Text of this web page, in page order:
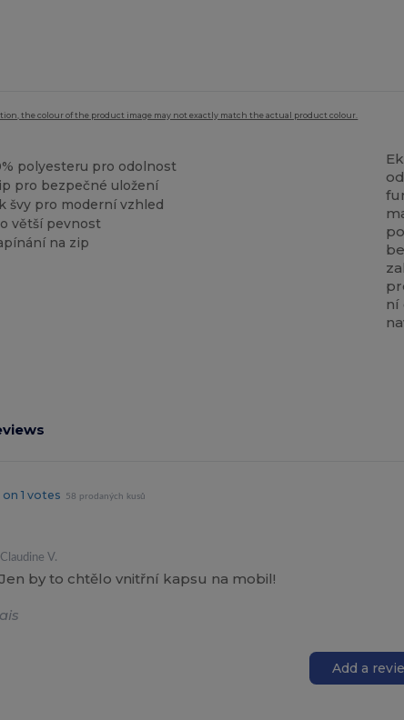
the colour of the product image may not exactly match the actual product colour.
polyesteru pro odolnost
pro bezpečné uložení
švy pro moderní vzhled
větší pevnost
na zip
ní
on 1 votes 58 prodaných kusů
V.
by to chtělo vnitřní kapsu na mobil!
Add a